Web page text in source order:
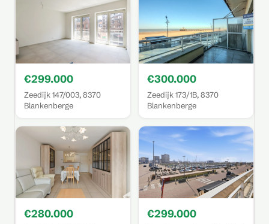
€299.000
Zeedijk 147/003, 8370
Blankenberge
€300.000
Zeedijk 173/1B, 8370
Blankenberge
€280.000 €299.000